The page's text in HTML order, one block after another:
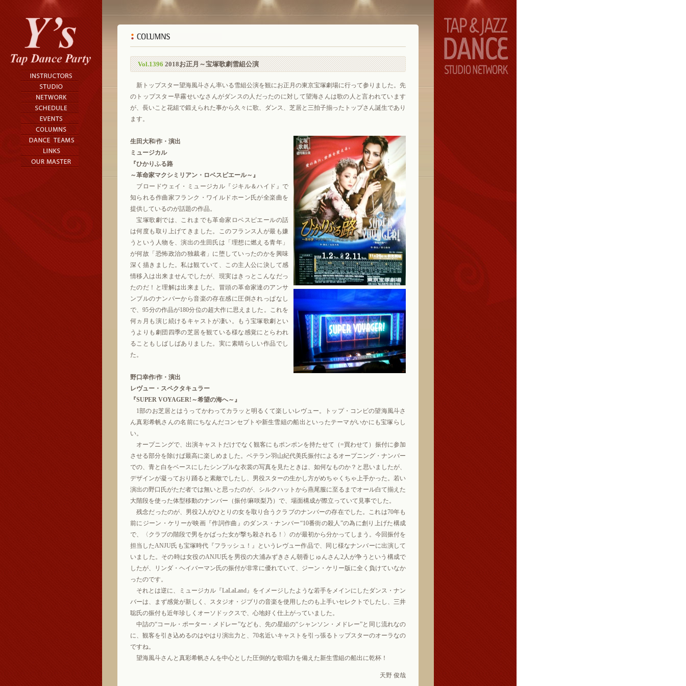
Vol.13962018お正月～宝塚歌劇雪組公演
新トップスター望海風斗さん率いる雪組公演を観にお正月の東京宝塚劇場に行って参りました。先
のトップスター早霧せいなさんがダンスの人だったのに対して望海さんは歌の人と言われています
が、長いこと花組で鍛えられた事から久々に歌、ダンス、芝居と三拍子揃ったトップさん誕生であり
ます。
生田大和/作・演出
ミュージカル
『ひかりふる路
～革命家マクシミリアン・ロベスピエール～』
ブロードウェイ・ミュージカル『ジキル＆ハイド』で
知られる作曲家フランク・ワイルドホーン氏が全楽曲を
提供しているのが話題の作品。
宝塚歌劇では、これまでも革命家ロベスピエールの話
は何度も取り上げてきました。このフランス人が最も嫌
うという人物を、演出の生田氏は「理想に燃える青年」
が何故「恐怖政治の独裁者」に堕していったのかを興味
深く描きました。私は観ていて、この主人公に決して感
情移入は出来ませんでしたが、現実はきっとこんなだっ
たのだ！と理解は出来ました。冒頭の革命家達のアンサ
ンブルのナンバーから音楽の存在感に圧倒されっぱなし
で、95分の作品が180分位の超大作に思えました。これを
何ヵ月も演じ続けるキャストが凄い。もう宝塚歌劇とい
うよりも劇団四季の芝居を観ている様な感覚にとらわれ
ることもしばしばありました。実に素晴らしい作品でし
た。
野口幸作/作・演出
レヴュー・スペクタキュラー
『SUPER VOYAGER!～希望の海へ～』
1部のお芝居とはうってかわってカラッと明るくて楽しいレヴュー。トップ・コンビの望海風斗さ
ん真彩希帆さんの名前にちなんだコンセプトや新生雪組の船出といったテーマがいかにも宝塚らし
い。
オープニングで、出演キャストだけでなく観客にもポンポンを持たせて（=買わせて）振付に参加
させる部分を除けば最高に楽しめました。ベテラン羽山紀代美氏振付によるオープニング・ナンバー
での、青と白をベースにしたシンプルな衣裳の写真を見たときは、如何なものか？と思いましたが、
デザインが凝っており踊ると素敵でしたし、男役スターの生かし方がめちゃくちゃ上手かった。若い
演出の野口氏がただ者では無いと思ったのが、シルクハットから燕尾服に至るまでオール白て揃えた
大階段を使った体型移動のナンバー（振付/麻咲梨乃）で、場面構成が際立っていて見事でした。
残念だったのが、男役2人がひとりの女を取り合うクラブのナンバーの存在でした。これは70年も
前にジーン・ケリーが映画『作詞作曲』のダンス・ナンバー“10番街の殺人”の為に創り上げた構成
で、〈クラブの階段で男をかばった女が撃ち殺される！〉のが最初から分かってしまう。今回振付を
担当したANJU氏も宝塚時代『フラッシュ！』というレヴュー作品で、同じ様なナンバーに出演して
いました。その時は女役のANJU氏を男役の大浦みずきさん朝香じゅんさん2人が争うという構成で
したが、リンダ・ヘイバーマン氏の振付が非常に優れていて、ジーン・ケリー版に全く負けていなか
ったのです。
それとは逆に、ミュージカル『LaLaLand』をイメージしたような若手をメインにしたダンス・ナン
バーは、まず感覚が新しく、スタジオ・ジブリの音楽を使用したのも上手いセレクトでしたし、三井
聡氏の振付も近年珍しくオーソドックスで、心地好く仕上がっていました。
中詰の“コール・ポーター・メドレー”なども、先の星組の“シャンソン・メドレー”と同じ流れなの
に、観客を引き込めるのはやはり演出力と、70名近いキャストを引っ張るトップスターのオーラなの
ですね。
望海風斗さんと真彩希帆さんを中心とした圧倒的な歌唱力を備えた新生雪組の船出に乾杯！
天野 俊哉